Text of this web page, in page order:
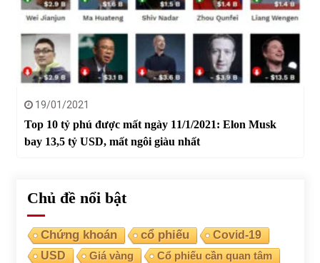
19/01/2021
Top 10 tỷ phú được mất ngày 11/1/2021: Elon Musk
bay 13,5 tỷ USD, mất ngôi giàu nhất
Chủ đề nổi bật
Chứng khoán cổ phiếu
Covid-19
USD
Giá vàng Cổ phiếu cần quan tâm